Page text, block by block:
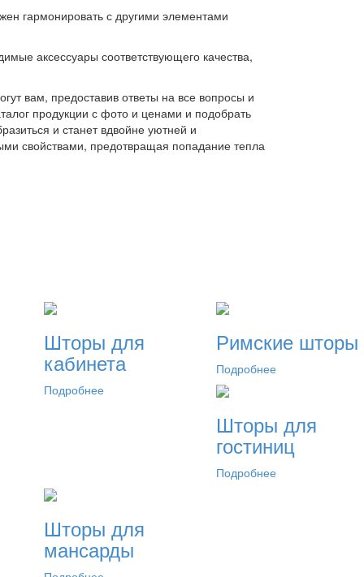
гармонировать с другими элементами
аксессуары соответствующего качества,
вам, предоставив ответы на все вопросы и
продукции с фото и ценами и подобрать
и станет вдвойне уютней и
свойствами, предотвращая попадание тепла
Шторы для
кабинета
Подробнее
Римские шторы
Подробнее
Шторы для
гостиниц
Подробнее
Шторы для
мансарды